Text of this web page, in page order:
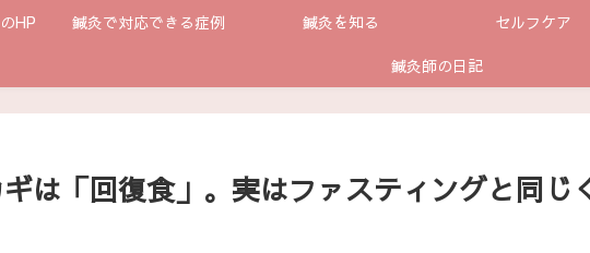
HP 鍼灸で対応できる症例 鍼灸を知る
セルフケア
鍼灸師の日記
は「回復食」。実はファスティングと同じ